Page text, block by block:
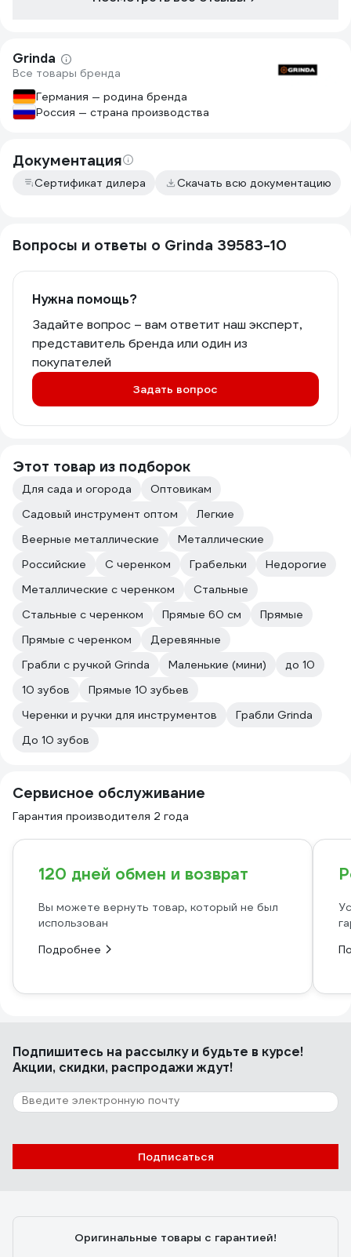
Grinda
Все товары бренда
Германия — родина бренда
Россия — страна производства
Документация
Сертификат дилера Скачать всю документацию
Вопросы и ответы о Grinda 39583-10
Нужна помощь?
Задайте вопрос – вам ответит наш эксперт,
представитель бренда или один из
покупателей
Задать вопрос
Этот товар из подборок
Для сада и огорода
Оптовикам
Садовый инструмент оптом
Легкие
Веерные металлические
Металлические
Российские
С черенком Грабельки
Недорогие
Металлические с черенком
Стальные
Стальные с черенком
Прямые 60 см
Прямые
Прямые с черенком
Деревянные
Грабли с ручкой Grinda
Маленькие (мини)
до 10
10 зубов
Прямые 10 зубьев
Черенки и ручки для инструментов
Грабли Grinda
До 10 зубов
Сервисное обслуживание
Гарантия производителя 2 года
120 дней обмен и возврат
Вы можете вернуть товар, который не был
использован
Подробнее
Подпишитесь на рассылкуи будьте в курсе!
Акции, скидки, распродажи ждут!
Подписаться
Оригинальные товары с гарантией!